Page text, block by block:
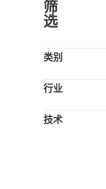
筛
选
类别
行业
技术